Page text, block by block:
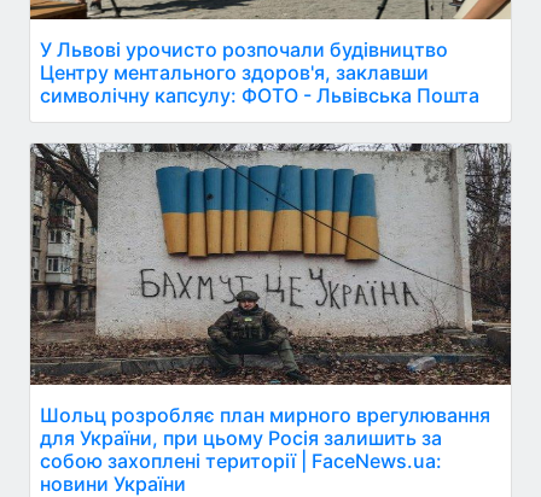
У Львові урочисто розпочали будівництво
Центру ментального здоров'я, заклавши
символічну капсулу: ФОТО - Львівська Пошта
Шольц розробляє план мирного врегулювання
для України, при цьому Росія залишить за
собою захоплені території | FaceNews.ua:
новини України